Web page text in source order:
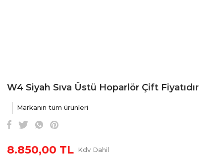
W4 Siyah Sıva Üstü Hoparlör Çift Fiyatıdır
Markanın tüm ürünleri
8.850,00 TL Kdv Dahil